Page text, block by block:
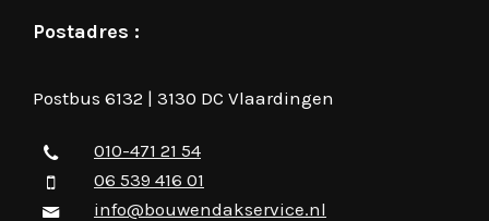
Postadres :
Postbus 6132 | 3130 DC Vlaardingen
010-471 21 54
06 539 416 01
info@bouwendakservice.nl